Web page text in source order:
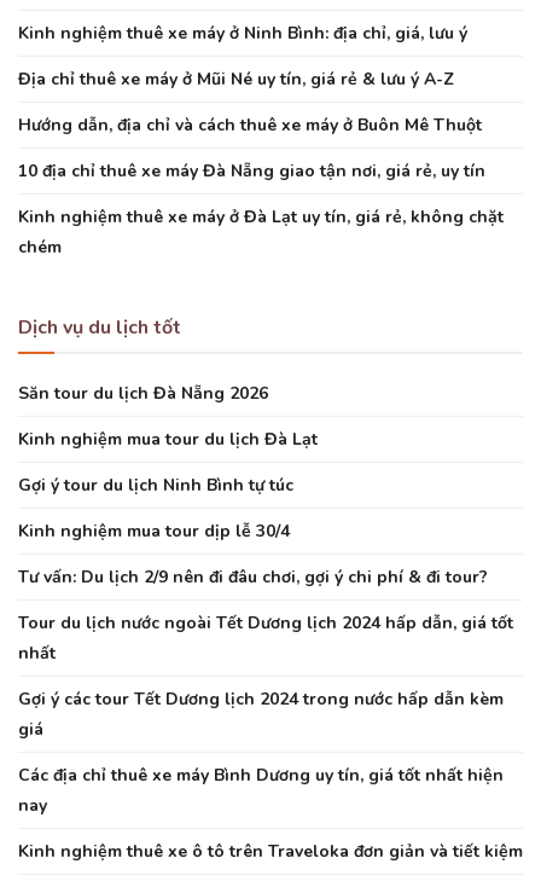
Kinh nghiệm thuê xe máy ở Ninh Bình: địa chỉ, giá, lưu ý
Địa chỉ thuê xe máy ở Mũi Né uy tín, giá rẻ & lưu ý A-Z
Hướng dẫn, địa chỉ và cách thuê xe máy ở Buôn Mê Thuột
10 địa chỉ thuê xe máy Đà Nẵng giao tận nơi, giá rẻ, uy tín
Kinh nghiệm thuê xe máy ở Đà Lạt uy tín, giá rẻ, không chặt
chém
Dịch vụ du lịch tốt
Săn tour du lịch Đà Nẵng 2026
Kinh nghiệm mua tour du lịch Đà Lạt
Gợi ý tour du lịch Ninh Bình tự túc
Kinh nghiệm mua tour dịp lễ 30/4
Tư vấn: Du lịch 2/9 nên đi đâu chơi, gợi ý chi phí & đi tour?
Tour du lịch nước ngoài Tết Dương lịch 2024 hấp dẫn, giá tốt
nhất
Gợi ý các tour Tết Dương lịch 2024 trong nước hấp dẫn kèm
giá
Các địa chỉ thuê xe máy Bình Dương uy tín, giá tốt nhất hiện
nay
Kinh nghiệm thuê xe ô tô trên Traveloka đơn giản và tiết kiệm